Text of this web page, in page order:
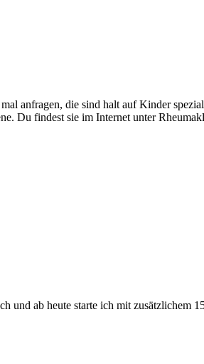
anfragen, die sind halt auf Kinder
Du findest sie im Internet unter
ab heute starte ich mit zusätzlichem